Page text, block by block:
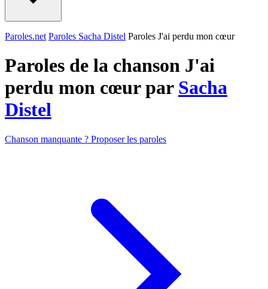
Paroles.net Paroles Sacha Distel Paroles J'ai perdu mon cœur
Paroles de la chanson J'ai
perdu mon cœur par Sacha
Distel
Chanson manquante ? Proposer les paroles